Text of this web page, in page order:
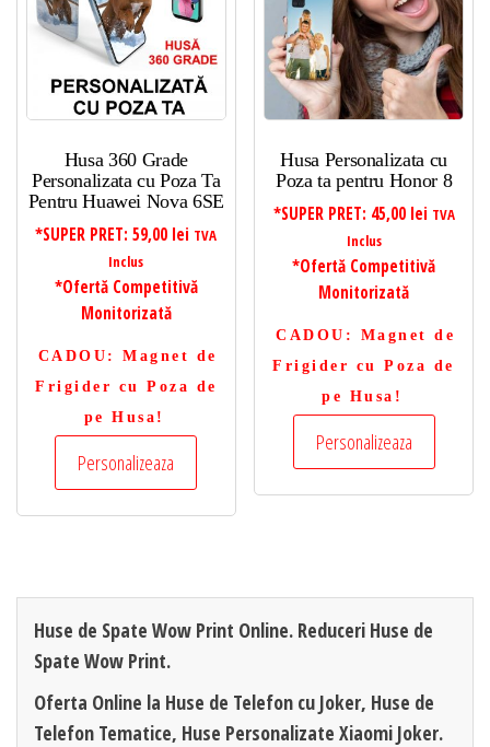
Husa 360 Grade
Personalizata cu Poza Ta
Pentru Huawei Nova 6SE
*SUPER PRET:59,00 lei TVA
Inclus
*Ofertă Competitivă
Monitorizată
CADOU : Magnet de
Frigider cu Poza de
pe Husa!
Personalizeaza
Husa Personalizata cu
Poza ta pentru Honor 8
*SUPER PRET: 45,00 lei TVA
Inclus
*Ofertă Competitivă
Monitorizată
CADOU : Magnet de
Frigider cu Poza de
pe Husa!
Personalizeaza
Huse de Spate Wow Print Online. Reduceri Huse de
Spate Wow Print.
Oferta Online la Huse de Telefon cu Joker, Huse de
Telefon Tematice, Huse Personalizate Xiaomi Joker.